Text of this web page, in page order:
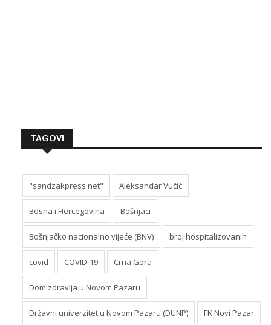
TAGOVI
"sandzakpress.net" Aleksandar Vučić
Bosna i Hercegovina Bošnjaci
Bošnjačko nacionalno vijeće (BNV) broj hospitalizovanih
covid COVID-19 Crna Gora
Dom zdravlja u Novom Pazaru
Državni univerzitet u Novom Pazaru (DUNP) FK Novi Pazar